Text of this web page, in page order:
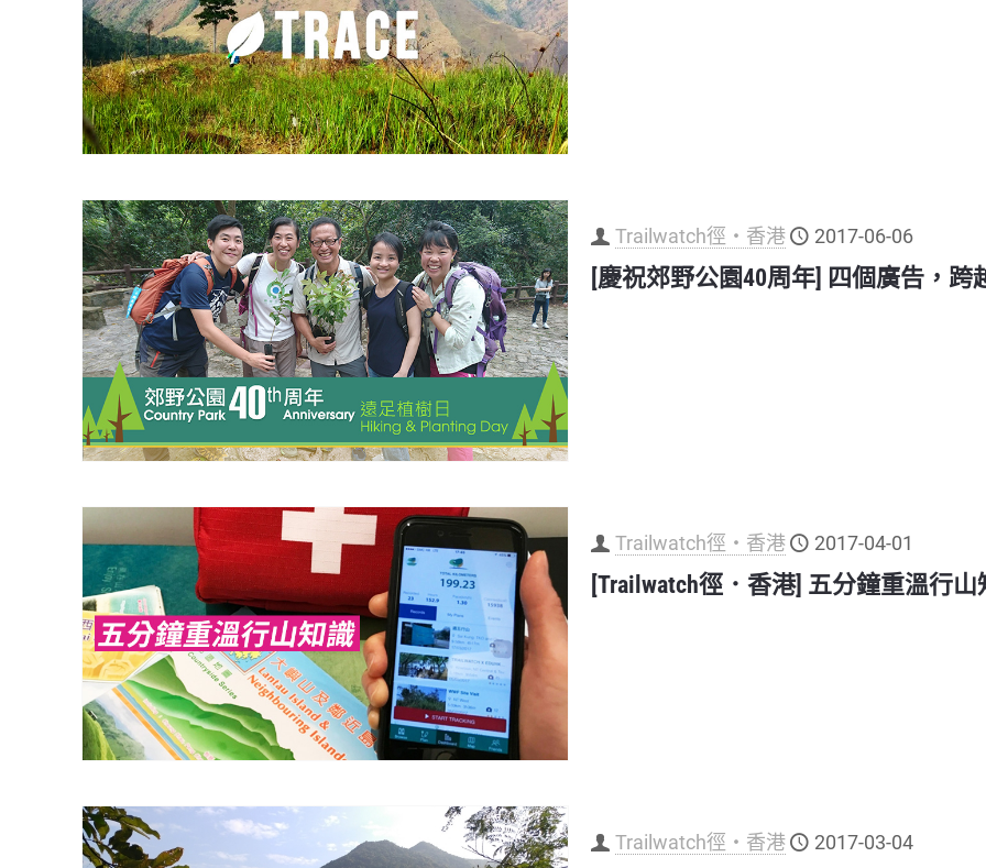
Trailwatch徑‧香港 2017-06-06
[慶祝郊野公園40周年] 四個廣告，跨
Trailwatch徑‧香港 2017-04-01
[Trailwatch徑．香港] 五分鐘重溫行山
Trailwatch徑‧香港 2017-03-04